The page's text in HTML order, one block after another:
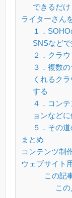
できるだ
ライターさん
１．
SNSなど
２．クラ
３．複数
くれるク
する
４．コン
ョンなど
５．その
まとめ
コンテンツ制
ウェブサイト
この記
こ